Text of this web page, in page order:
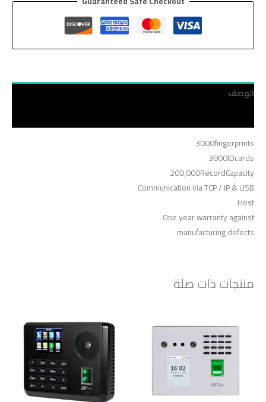
الوصف
3000fingerprints
3000IDcards
200,000RecordCapacity
Communication via TCP / IP & USB
Host
One year warranty against
manufacturing defects
منتجات ذات صلة